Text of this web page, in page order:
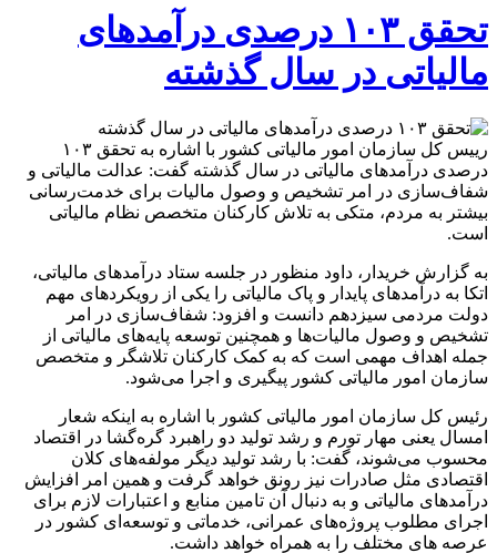
تحقق ۱۰۳ درصدی درآمدهای
مالیاتی در سال گذشته
رییس کل سازمان امور مالیاتی کشور با اشاره به تحقق ۱۰۳
درصدی درآمدهای مالیاتی در سال گذشته گفت: عدالت مالیاتی و
شفاف‌سازی در امر تشخیص و وصول مالیات برای خدمت‌رسانی
بیشتر به مردم، متکی به تلاش کارکنان متخصص نظام مالیاتی
است.
به گزارش خریدار، داود منظور در جلسه ستاد درآمدهای مالیاتی،
اتکا به درآمدهای پایدار و پاک مالیاتی را یکی از رویکردهای مهم
دولت مردمی سیزدهم دانست و افزود: شفاف‌سازی در امر
تشخیص و وصول مالیات‌ها و همچنین توسعه پایه‌های مالیاتی از
جمله اهداف مهمی است که به کمک کارکنان تلاشگر و متخصص
سازمان امور مالیاتی کشور پیگیری و اجرا می‌شود.
رئیس کل سازمان امور مالیاتی کشور با اشاره به اینکه شعار
امسال یعنی مهار تورم و رشد تولید دو راهبرد گره‌گشا در اقتصاد
محسوب می‌شوند، گفت: با رشد تولید دیگر مولفه‌های کلان
اقتصادی مثل صادرات نیز رونق خواهد گرفت و همین امر افزایش
درآمدهای مالیاتی و به دنبال آن تامین منابع و اعتبارات لازم برای
اجرای مطلوب پروژه‌های عمرانی، خدماتی و توسعه‌ای کشور در
عرصه های مختلف را به همراه خواهد داشت.